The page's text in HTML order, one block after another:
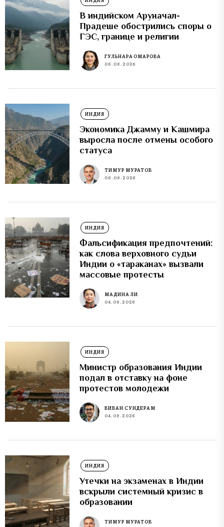
В индийском Аруначал-
Прадеше обострились споры о
ГЭС, границе и религии
ГУЛЬНАРА ОМАРОВА
06.08.2026
ИНДИЯ
Экономика Джамму и Кашмира
выросла после отмены особого
статуса
ТИМУР МУРАТОВ
06.08.2026
ИНДИЯ
Фальсификация предпочтений:
как слова верховного судьи
Индии о «тараканах» вызвали
массовые протесты
МАДИНА ЛИ
04.08.2026
ИНДИЯ
Министр образования Индии
подал в отставку на фоне
протестов молодежи
ВИВАН СУНДЕРАМ
04.08.2026
ИНДИЯ
Утечки на экзаменах в Индии
вскрыли системный кризис в
образовании
ТИМУР МУРАТОВ